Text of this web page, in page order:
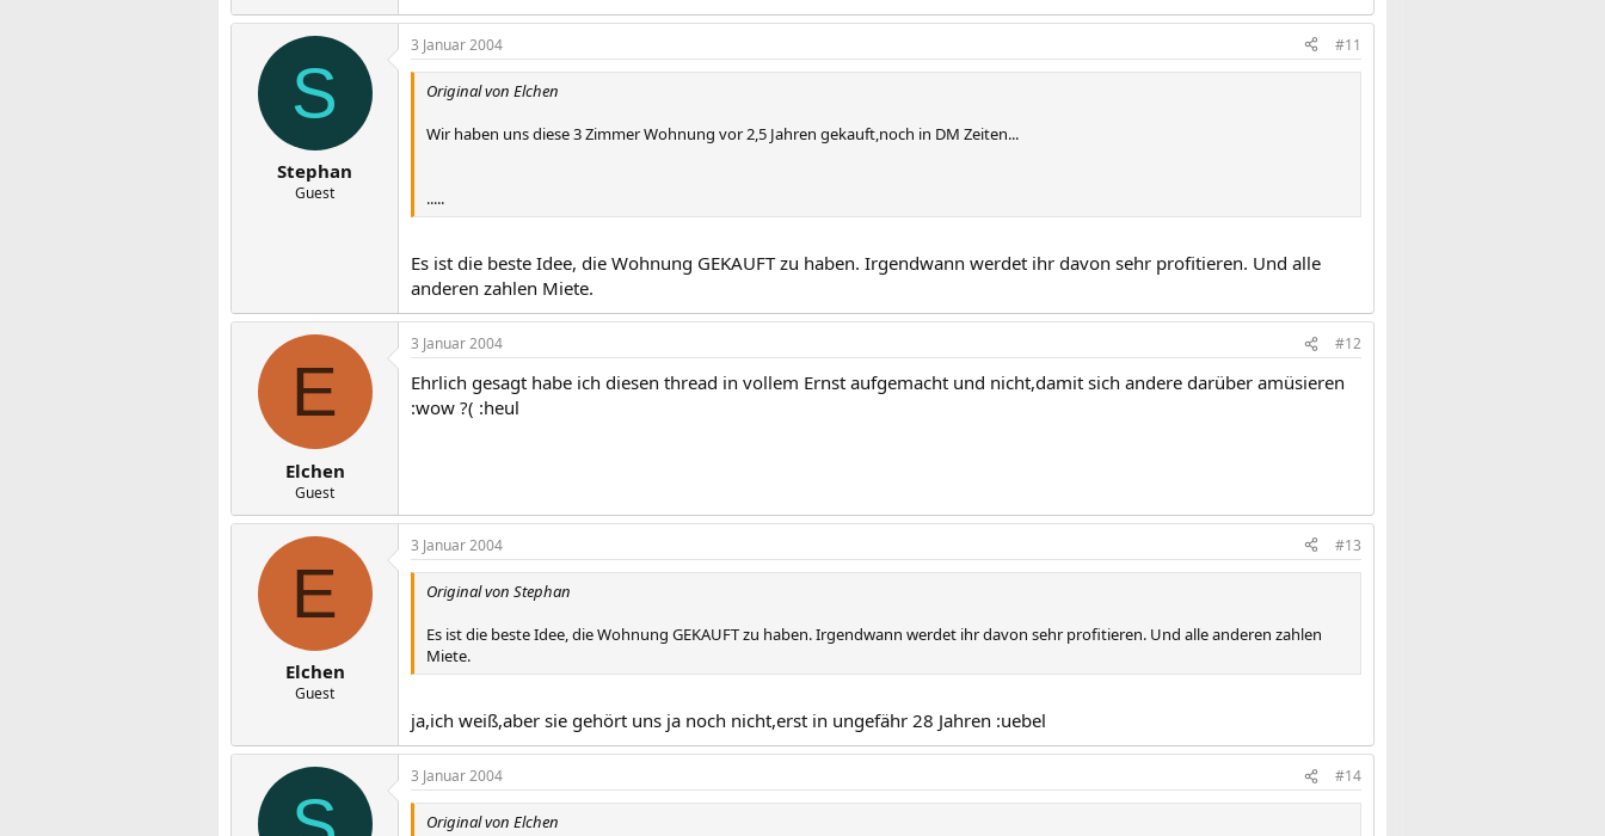
S
Stephan
Guest
3 Januar 2004 #11
Original von Elchen
Wir haben uns diese 3 Zimmer Wohnung vor 2,5 Jahren gekauft,noch in DM Zeiten...
.....
Es ist die beste Idee, die Wohnung GEKAUFT zu haben. Irgendwann werdet ihr davon sehr profitieren. Und alle
anderen zahlen Miete.
E
Elchen
Guest
3 Januar 2004 #12
Ehrlich gesagt habe ich diesen thread in vollem Ernst aufgemacht und nicht,damit sich andere darüber amüsieren
:wow ?( :heul
E
Elchen
Guest
3 Januar 2004 #13
Original von Stephan
Es ist die beste Idee, die Wohnung GEKAUFT zu haben. Irgendwann werdet ihr davon sehr profitieren. Und alle anderen zahlen
Miete.
ja,ich weiß,aber sie gehört uns ja noch nicht,erst in ungefähr 28 Jahren :uebel
3 Januar 2004 #14
Original von Elchen